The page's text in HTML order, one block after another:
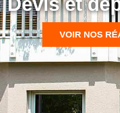
VOIR NOS